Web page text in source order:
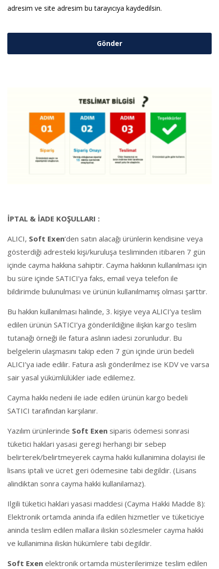
adresim ve site adresim bu tarayıcıya kaydedilsin.
İPTAL & İADE KOŞULLARI :
ALICI, Soft Exen‘den satın alacağı ürünlerin kendisine veya
gösterdiği adresteki kişi/kuruluşa tesliminden itibaren 7 gün
içinde cayma hakkına sahiptir. Cayma hakkının kullanılması için
bu süre içinde SATICI’ya faks, email veya telefon ile
bildirimde bulunulması ve ürünün kullanılmamış olması şarttır.
Bu hakkın kullanılması halinde, 3. kişiye veya ALICI’ya teslim
edilen ürünün SATICI’ya gönderildiğine ilişkin kargo teslim
tutanağı örneği ile fatura aslının iadesi zorunludur. Bu
belgelerin ulaşmasını takip eden 7 gün içinde ürün bedeli
ALICI’ya iade edilir. Fatura aslı gönderilmez ise KDV ve varsa
sair yasal yükümlülükler iade edilemez.
Cayma hakkı nedeni ile iade edilen ürünün kargo bedeli
SATICI tarafından karşılanır.
Yazılım ürünlerinde Soft Exen siparis ödemesi sonrasi
tüketici haklari yasasi geregi herhangi bir sebep
belirterek/belirtmeyerek cayma hakki kullanimina dolayisi ile
lisans iptali ve ücret geri ödemesine tabi degildir. (Lisans
alindiktan sonra cayma hakki kullanilamaz).
Ilgili tüketici haklari yasasi maddesi (Cayma Hakki Madde 8):
Elektronik ortamda aninda ifa edilen hizmetler ve tüketiciye
aninda teslim edilen mallara iliskin sözlesmeler cayma hakki
ve kullanimina iliskin hükümlere tabi degildir.
Soft Exen elektronik ortamda müsterilerimize teslim edilen